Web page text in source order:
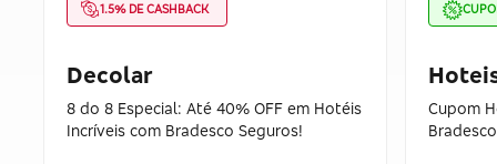
1.5% DE CASHBACK
Decolar
8 do 8 Especial: Até 40% OFF em Hotéis
Incríveis com Bradesco Seguros!
Cupom